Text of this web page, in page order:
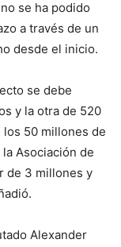
se ha podido
a través de un
desde el inicio.
se debe
y la otra de 520
los 50 millones de
Asociación de
de 3 millones y
Alexander